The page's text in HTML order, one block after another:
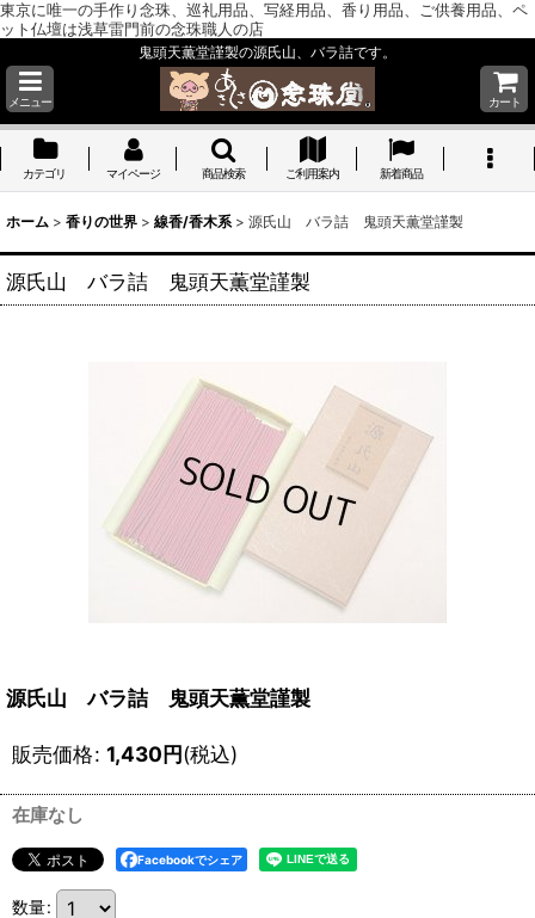
東京に唯一の手作り念珠、巡礼用品、写経用品、香り用品、ご供養用品、ペ
ット仏壇は浅草雷門前の念珠職人の店
鬼頭天薫堂謹製の源氏山、バラ詰です。
メニュー カート
カテゴリ マイページ 商品検索 ご利用案内 新着商品
ホーム > 香りの世界 > 線香/香木系 > 源氏山 バラ詰 鬼頭天薫堂謹製
源氏山 バラ詰 鬼頭天薫堂謹製
源氏山 バラ詰 鬼頭天薫堂謹製
販売価格: 1,430円(税込)
在庫なし
Facebookでシェア
数量: